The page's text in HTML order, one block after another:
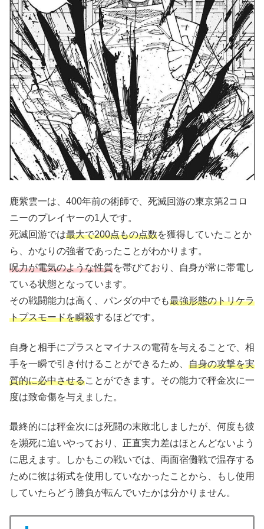
鹿紫雲一は、400年前の術師で、死滅回游の東京第2コロ
ニーのプレイヤーの1人です。
死滅回游では最大で200点もの点数を獲得していたことか
ら、かなりの強者であったことがわかります。
呪力が電気のような性質を帯びており、自身が常に帯電し
ている状態となっています。
その戦闘能力は高く、パンダの中でも最強形態のトリケラ
トプスモードを瞬殺するほどです。
自身と相手にプラスとマイナスの電荷を与えることで、相
手を一瞬で引き付けることができるため、 自身の攻撃を実
質的に必中させることができます。その能力で秤金次に一
度は致命傷を与えました。
最終的には秤金次には死闘の末敗北しましたが、何度も彼
を瀕死に追いやっており、正直実力差はほとんどないよう
に思えます。しかもこの戦いでは、両面宿儺戦で温存する
ために彼は術式を使用していなかったことから、もし使用
していたらどう勝負が転んでいたかは分かりません。